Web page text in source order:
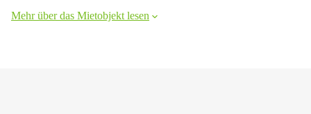
Mehr über das Mietobjekt lesen